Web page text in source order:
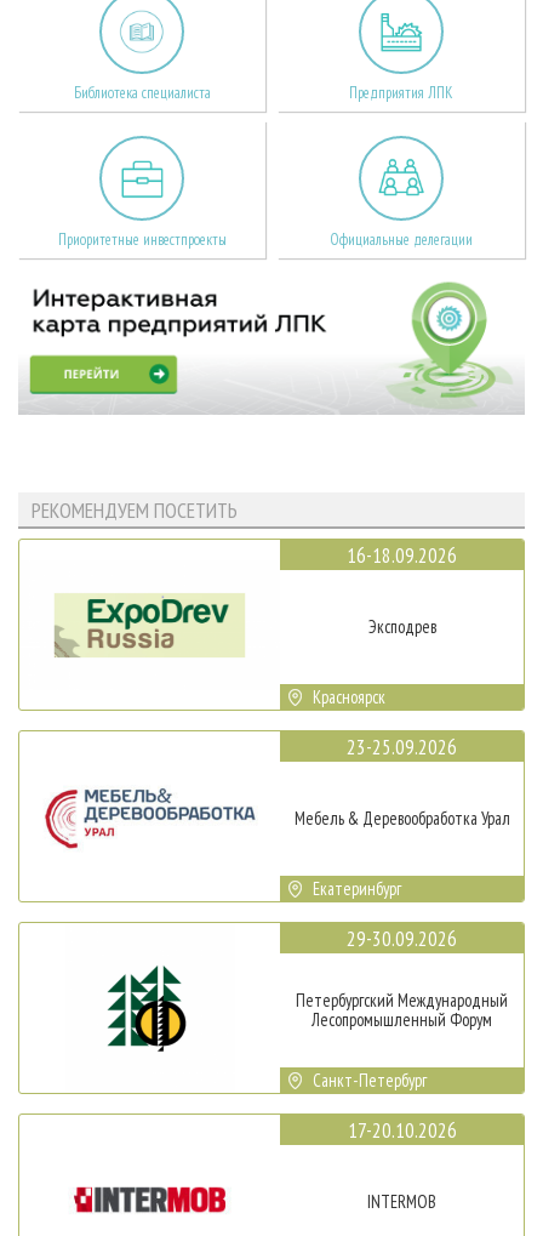
Библиотека специалиста Предприятия ЛПК
Приоритетные инвестпроекты Официальные делегации
РЕКОМЕНДУЕМ ПОСЕТИТЬ
16-18.09.2026
Эксподрев
Красноярск
23-25.09.2026
Мебель & Деревообработка Урал
Екатеринбург
29-30.09.2026
Петербургский Международный
Лесопромышленный Форум
Санкт-Петербург
17-20.10.2026
INTERMOB